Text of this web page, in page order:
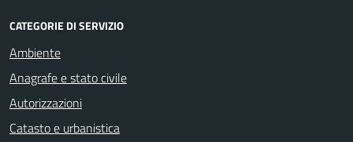
CATEGORIE DI SERVIZIO
Ambiente
Anagrafe e stato civile
Autorizzazioni
Catasto e urbanistica